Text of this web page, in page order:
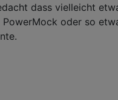
dass vielleicht
oder so